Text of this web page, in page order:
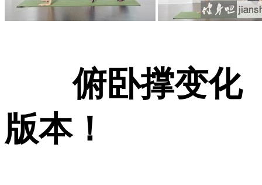
俯卧撑变化
版本！